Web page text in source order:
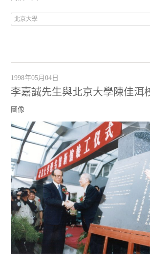
北京大學
1998年05月04日
李嘉誠先生與北京大學陳佳洱
圖像